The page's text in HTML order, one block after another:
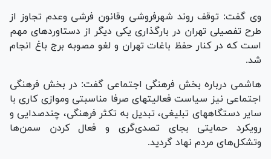
وی گفت: توقف روند شهرفروشی وقانون فرشی وعدم تجاوز از
طرح تفصیلی تهران در بارگذاری یکی دیگر از دستاوردهای مهم
است که در کنار حفظ باغات تهران و لغو مصوبه برج باغ انجام
شد.
هاشمی درباره بخش فرهنگی اجتماعی گفت: در بخش فرهنگی
اجتماعی نیز سیاست فعالیتهای صرفا مناسبتی وموازی کاری با
سایر دستگاههای تبلیغی، تبدیل به تکثر فرهنگی، چندصدایی و
رویکرد حمایتی بجای تصدی‌گری و فعال کردن سمن‌ها
وتشکل‌های مردم نهاد گردید.